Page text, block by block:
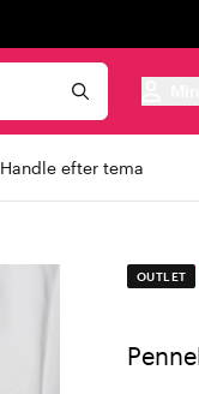
Handle efter tema
OUTLET